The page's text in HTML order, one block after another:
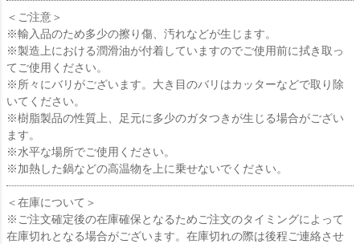
＜ご注意＞
※輸入品のため多少の擦り傷、汚れなどが生じます。
※製造上における潤滑油が付着していますのでご使用前に拭き取っ
てご使用ください。
※所々にバリがございます。大き目のバリはカッターなどで取り除
いてください。
※樹脂製品の性質上、足元に多少のガタつきが生じる場合がござい
ます。
※水平な場所でご使用ください。
※加熱した鍋などの高温物を上に乗せないでください。
＜在庫について＞
※ご注文確定後の在庫確保となるためご注文のタイミングによって
在庫切れとなる場合がございます。在庫切れの際は後程ご連絡させ